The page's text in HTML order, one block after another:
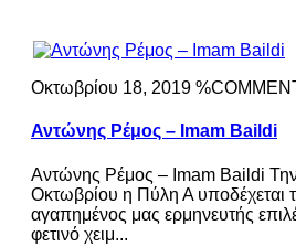
Οκτωβρίου 18, 2019
Αντώνης Ρέμος – Imam Baildi
Αντώνης Ρέμος – Imam Baildi
Οκτωβρίου η Πύλη Α υποδέχεται
αγαπημένος μας ερμηνευτής
φετινό χειμ...